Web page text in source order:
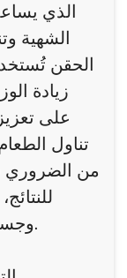
الشهية
الحقن
زيادة
على
تناول
من الضروري
وجسديًا لتغييرات نمط الحياة المصاحبة.